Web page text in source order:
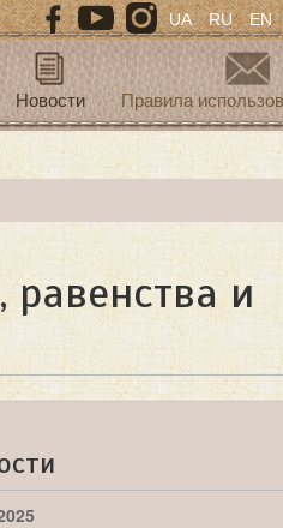
UA RU EN
Новости Правила
и